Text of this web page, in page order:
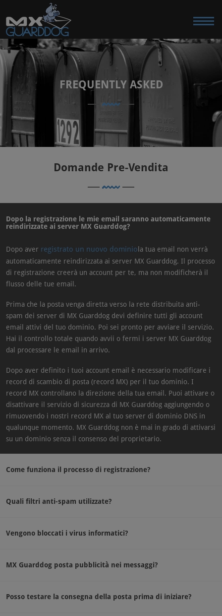
FREQUENTLY ASKED
Domande Pre-Vendita
Dopo la registrazione le mie email saranno automaticamente
reindirizzate ai server MX Guarddog?
Dopo aver registrato un nuovo dominio la tua email non verrà
automaticamente reindirizzata ai server MX Guarddog. Il processo
di registrazione creerà un account per te, ma non modificherà il
flusso delle tue email.
Prima che la posta venga diretta verso la rete distribuita anti-
spam dei server di MX Guarddog devi definire tutti gli account
email attivi del tuo dominio. Poi sei pronto per avviare il servizio.
Hai il controllo totale quando avvii o fermi i server MX Guarddog
dal processare le email in arrivo.
Dopo aver definito i tuoi account email è necessario modificare i
record di scambio di posta (record MX) per il tuo dominio. I
record MX controllano la direzione della tua email. Puoi attivare o
disattivare il servizio di sicurezza di MX Guarddog aggiungendo o
rimuovendo i nostri record MX al tuo server di dominio DNS in
qualunque momento. MX Guarddog non è mai in grado di attivarsi
su un dominio senza il consenso del proprietario.
Come funziona il processo di registrazione?
Quali filtri anti-spam utilizzate?
Vengono bloccati i virus informatici?
MX Guarddog posta pubblicità nei messaggi?
Posso testare la consegna della posta prima di iniziare?